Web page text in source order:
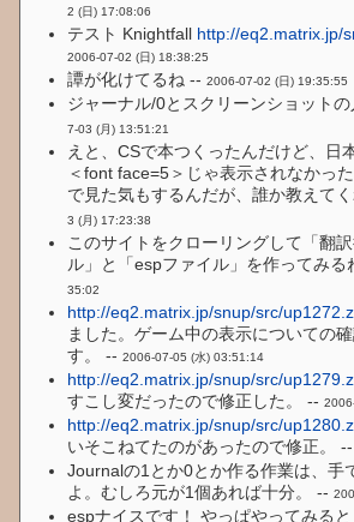
2 (日) 17:08:06
テスト Knightfall http://eq2.matrix.jp/
2006-07-02 (日) 18:38:25
譚が化けてるね --2006-07-02 (日) 19:35:55
ジャーナル/0とスクリーンショット
7-03 (月) 13:51:21
えと、CSで本つくったんだけど、日
＜font face=5＞じゃ表示されなかっ
で見た気もするんだが、誰か教えて
3 (月) 17:23:38
このサイトをクローリングして「翻
ル」と「espファイル」を作ってみ
35:02
http://eq2.matrix.jp/snup/src/
ました。ゲーム中の表示についての
す。 --2006-07-05 (水) 03:51:14
http://eq2.matrix.jp/snup/src/
すこし変だったので修正した。 --
http://eq2.matrix.jp/snup/src/
いそこねてたのがあったので修正。
Journalの1とか0とか作る作業は、手
よ。むしろ元が1個あれば十分。 --
espナイスです！ やっぱやってみる